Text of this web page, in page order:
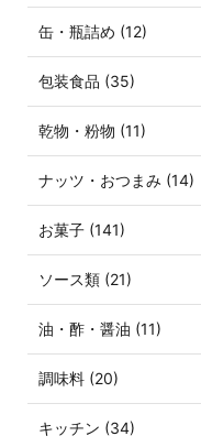
缶・瓶詰め (12)
包装食品 (35)
乾物・粉物 (11)
ナッツ・おつまみ (14)
お菓子 (141)
ソース類 (21)
油・酢・醤油 (11)
調味料 (20)
キッチン (34)